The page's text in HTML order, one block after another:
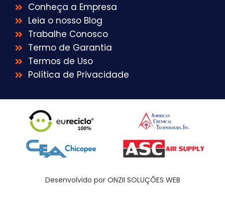
Conheça a Empresa
Leia o nosso Blog
Trabalhe Conosco
Termo de Garantia
Termos de Uso
Política de Privacidade
Desenvolvido por ONZII SOLUÇÕES WEB